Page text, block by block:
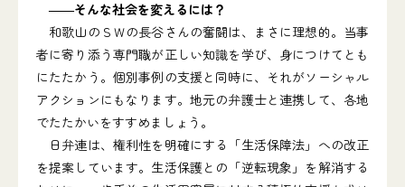
――そんな社会を変えるには？
和歌山のＳＷの長谷さんの奮闘は、まさに理想的。当事
者に寄り添う専門職が正しい知識を学び、身につけてとも
にたたかう。個別事例の支援と同時に、それがソーシャル
アクションにもなります。地元の弁護士と連携して、各地
でたたかいをすすめましょう。
日弁連は、権利性を明確にする「生活保障法」への改正
を提案しています。生活保護との「逆転現象」を解消する